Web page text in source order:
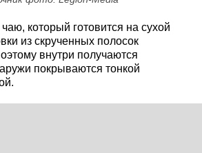
который готовится на сухой
из скрученных полосок
внутри получаются
покрываются тонкой